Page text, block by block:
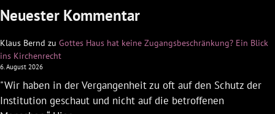
Neuester Kommentar
Klaus Bernd zu Gottes Haus hat keine Zugangsbeschränkung? Ein Blick
ins Kirchenrecht
6. August 2026
"Wir haben in der Vergangenheit zu oft auf den Schutz der
Institution geschaut und nicht auf die betroffenen